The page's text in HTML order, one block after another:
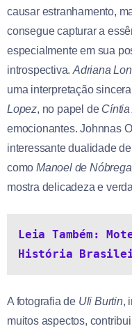
causar estranhamento,
consegue capturar a
especialmente em sua
introspectiva.Adriana
uma interpretação
Lopez, no papel deCíntia
emocionantes. Johnnas
interessante dualidade
como Manoel de Nóbrega
mostra delicadeza e
Leia Também:
História
A fotografia de Uli Burtin,
muitos aspectos,